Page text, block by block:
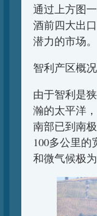
通过上方图
酒前四大出
潜力的市场。
智利产区概
由于智利是
瀚的太平洋
南部已到南
100多公里
和微气候极